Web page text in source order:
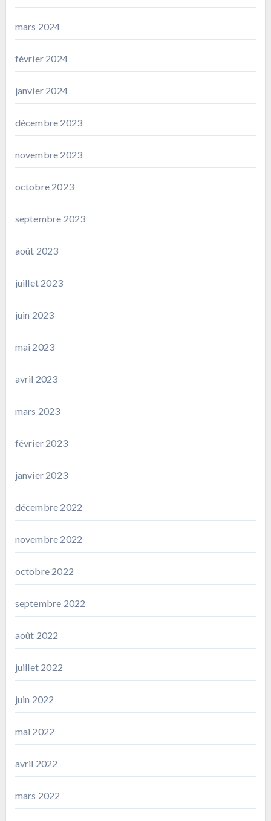
mars 2024
février 2024
janvier 2024
décembre 2023
novembre 2023
octobre 2023
septembre 2023
août 2023
juillet 2023
juin 2023
mai 2023
avril 2023
mars 2023
février 2023
janvier 2023
décembre 2022
novembre 2022
octobre 2022
septembre 2022
août 2022
juillet 2022
juin 2022
mai 2022
avril 2022
mars 2022